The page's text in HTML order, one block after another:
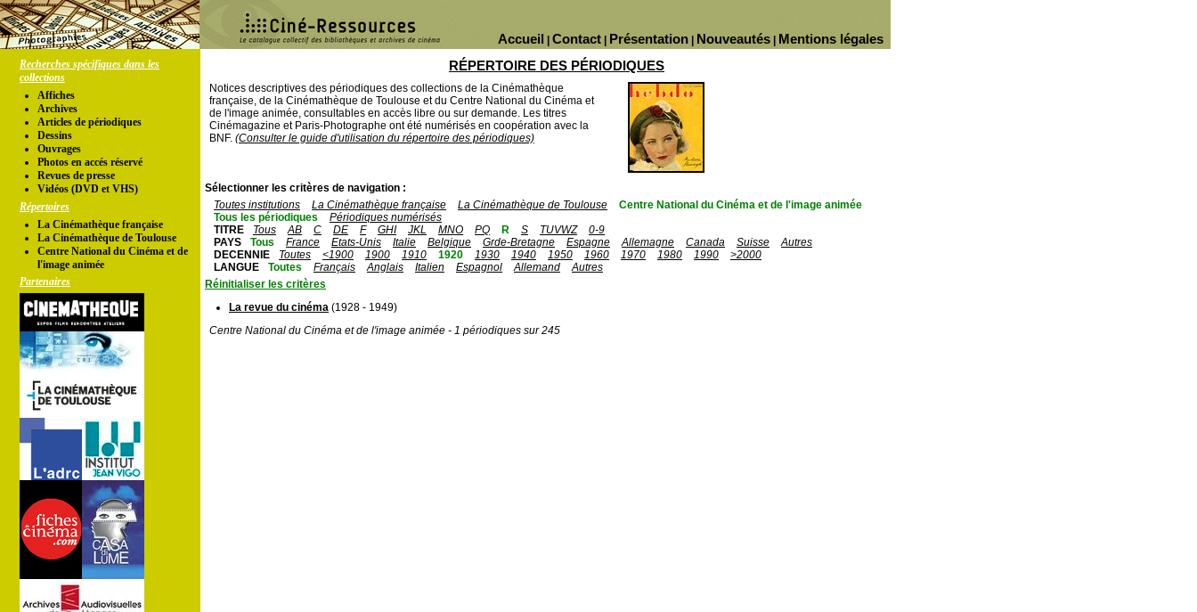
Mentions légales
Nouveautés
Présentation
Contact
Accueil
Recherches spécifiques dans les
collections
Affiches
Archives
Articles de périodiques
Dessins
Ouvrages
Photos en accés réservé
Revues de presse
Vidéos (DVD et VHS)
Répertoires
La Cinémathèque française
La Cinémathèque de Toulouse
Centre National du Cinéma et de
l'image animée
Partenaires
RÉPERTOIRE DES PÉRIODIQUES
Notices descriptives des périodiques des collections de la Cinémathèque
française, de la Cinémathèque de Toulouse et du Centre National du Cinéma et
de l'image animée, consultables en accès libre ou sur demande. Les titres
Cinémagazine et Paris-Photographe ont été numérisés en coopération avec la
BNF. (Consulter le guide d'utilisation du répertoire des périodiques)
Sélectionner les critères de navigation :
Toutes institutions
La Cinémathèque française La Cinémathèque de Toulouse
Centre National du Cinéma et de l'image animée
Tous les périodiques
Périodiques numérisés
TITRE
Tous AB C DE F GHI JKL MNO PQ R S TUVWZ
0-9
PAYS
Tous France Etats-Unis Italie Belgique Grde-Bretagne Espagne Allemagne Canada Suisse
Autres
DECENNIE
Toutes <1900 1900 1910 1920 1930 1940 1950 1960 1970 1980 1990
>2000
LANGUE
Toutes Français Anglais Italien Espagnol Allemand
Autres
Réinitialiser les critères
La revue du cinéma (1928 - 1949)
Centre National du Cinéma et de l'image animée - 1 périodiques sur 245